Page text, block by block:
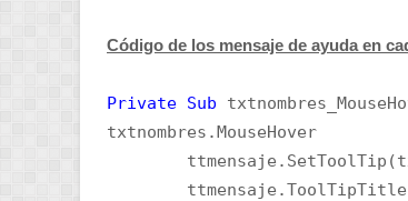
Código de los mensaje de ayuda en
Private Sub
txtnombres.MouseHover
ttmensaje.ToolTipTitle